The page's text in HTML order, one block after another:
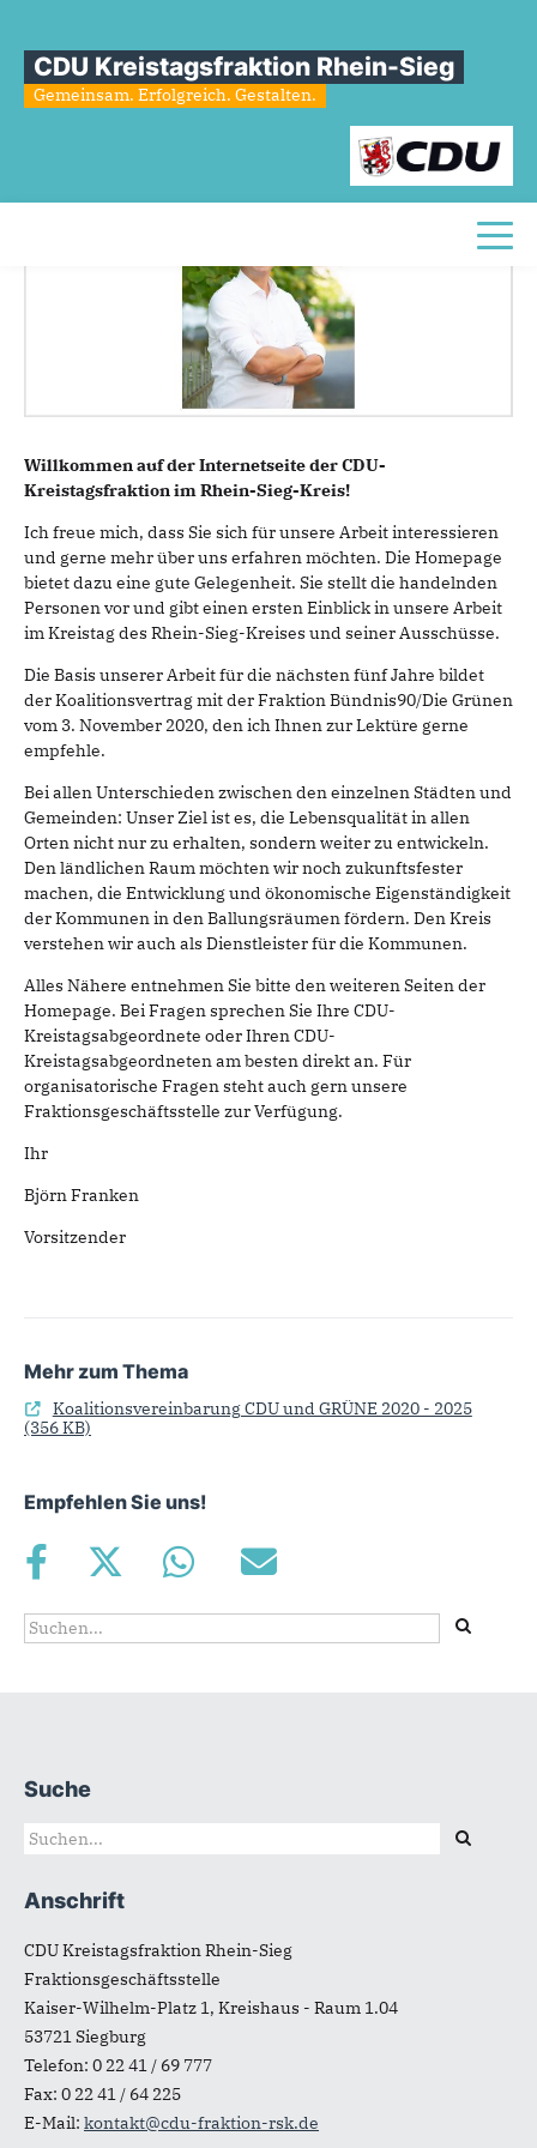
CDU Kreistagsfraktion Rhein-Sieg
Gemeinsam. Erfolgreich. Gestalten.
Sie sind hier
Grußwort
Willkommen auf der Internetseite der CDU-
Kreistagsfraktion im Rhein-Sieg-Kreis!
Ich freue mich, dass Sie sich für unsere Arbeit interessieren
und gerne mehr über uns erfahren möchten. Die Homepage
bietet dazu eine gute Gelegenheit. Sie stellt die handelnden
Personen vor und gibt einen ersten Einblick in unsere Arbeit
im Kreistag des Rhein-Sieg-Kreises und seiner Ausschüsse.
Die Basis unserer Arbeit für die nächsten fünf Jahre bildet
der Koalitionsvertrag mit der Fraktion Bündnis90/Die Grünen
vom 3. November 2020, den ich Ihnen zur Lektüre gerne
empfehle.
Bei allen Unterschieden zwischen den einzelnen Städten und
Gemeinden: Unser Ziel ist es, die Lebensqualität in allen
Orten nicht nur zu erhalten, sondern weiter zu entwickeln.
Den ländlichen Raum möchten wir noch zukunftsfester
machen, die Entwicklung und ökonomische Eigenständigkeit
der Kommunen in den Ballungsräumen fördern. Den Kreis
verstehen wir auch als Dienstleister für die Kommunen.
Alles Nähere entnehmen Sie bitte den weiteren Seiten der
Homepage. Bei Fragen sprechen Sie Ihre CDU-
Kreistagsabgeordnete oder Ihren CDU-
Kreistagsabgeordneten am besten direkt an. Für
organisatorische Fragen steht auch gern unsere
Fraktionsgeschäftsstelle zur Verfügung.
Ihr
Björn Franken
Vorsitzender
Mehr zum Thema
Koalitionsvereinbarung CDU und GRÜNE 2020 - 2025
(356 KB)
Empfehlen Sie uns!
Suchformular
Suche
Fußbereich
Suche
Suchformular
Suche
Anschrift
CDU Kreistagsfraktion Rhein-Sieg
Fraktionsgeschäftsstelle
Kaiser-Wilhelm-Platz 1, Kreishaus - Raum 1.04
53721 Siegburg
Telefon: 0 22 41 / 69 777
Fax: 0 22 41 / 64 225
E-Mail: kontakt@cdu-fraktion-rsk.de